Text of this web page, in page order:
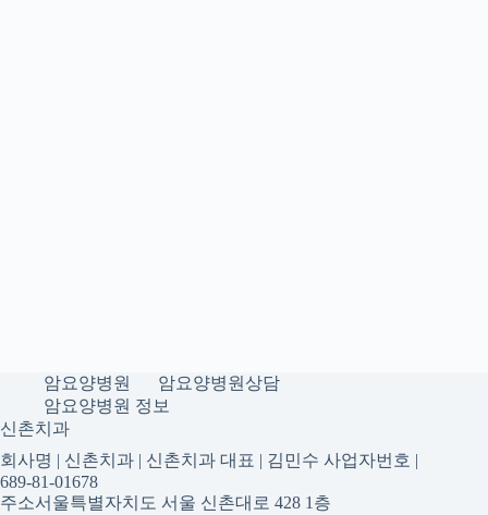
암요양병원
암요양병원상담
암요양병원 정보
신촌치과
회사명 | 신촌치과 | 신촌치과 대표 | 김민수 사업자번호 |
689-81-01678
주소서울특별자치도 서울 신촌대로 428 1층